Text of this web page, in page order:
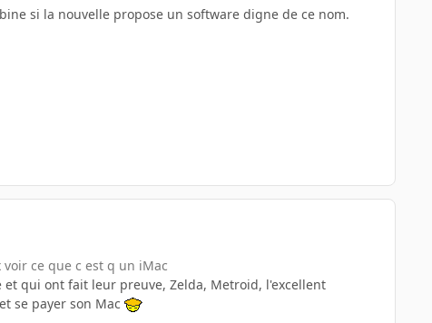
si la nouvelle propose un software digne de ce nom.
ce que c est q un iMac
et qui ont fait leur preuve, Zelda, Metroid, l'excellent
se payer son Mac